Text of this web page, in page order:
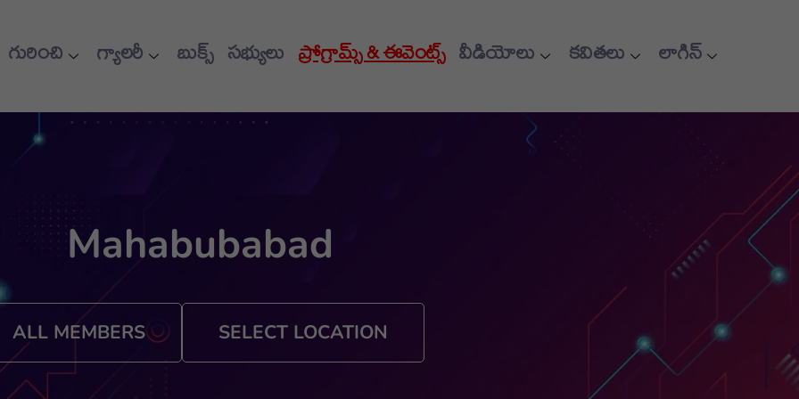
గురించి గ్యాలరీ బుక్స్ సభ్యులు ప్రోగ్రామ్స్ & ఈవెంట్స్ వీడియోలు కవితలు లాగిన్
Mahabubabad
ALL MEMBERS SELECT LOCATION